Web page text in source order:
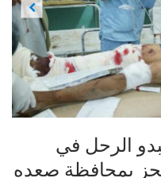
Previous
الرحل في
بمحافظة صعده